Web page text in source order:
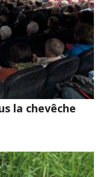
la chevêche